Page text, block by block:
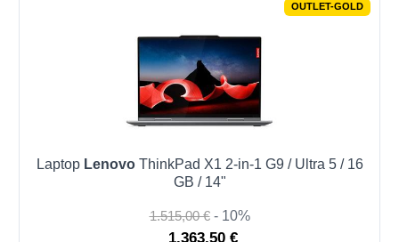
OUTLET-GOLD
Laptop LenovoThinkPad X1 2-in-1 G9 / Ultra 5 / 16
GB / 14"
1.515,00 € - 10%
1.363,50 €